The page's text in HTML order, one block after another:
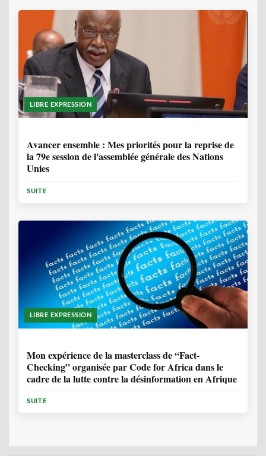
LIBRE EXPRESSION
Avancer ensemble : Mes priorités pour la reprise de
la 79e session de l'assemblée générale des Nations
Unies
SUITE
LIBRE EXPRESSION
Mon expérience de la masterclass de “Fact-
Checking” organisée par Code for Africa dans le
cadre de la lutte contre la désinformation en Afrique
SUITE